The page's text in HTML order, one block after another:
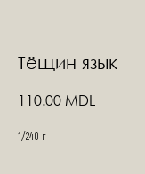
Тёщин язык
110.00 MDL
1/240 г